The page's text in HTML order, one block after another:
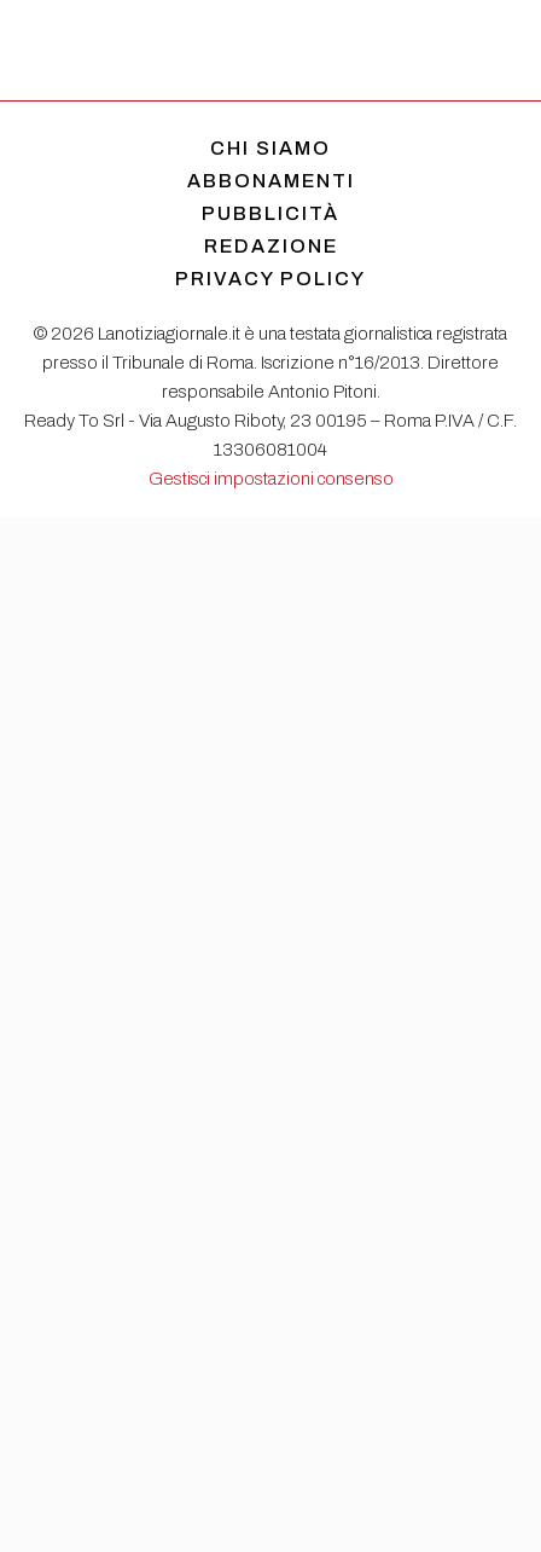
CHI SIAMO
ABBONAMENTI
PUBBLICITÀ
REDAZIONE
PRIVACY POLICY
© 2026 Lanotiziagiornale.it è una testata giornalistica registrata
presso il Tribunale di Roma. Iscrizione n°16/2013. Direttore
responsabile Antonio Pitoni.
Ready To Srl - Via Augusto Riboty, 23 00195 – Roma P.IVA / C.F.
13306081004
Gestisci impostazioni consenso